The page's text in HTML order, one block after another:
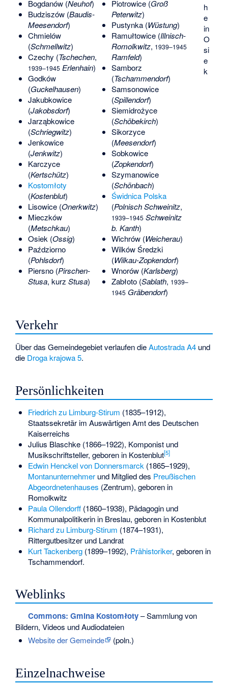
h
e
in
O
si
e
k
Bogdanów (Neuhof)
Budziszów (Baudis-
Meesendorf)
Chmielów
(Schmellwitz)
Czechy (Tschechen,
1939–1945 Erlenhain)
Godków
(Guckelhausen)
Jakubkowice
(Jakobsdorf)
Jarząbkowice
(Schriegwitz)
Jenkowice
(Jenkwitz)
Karczyce
(Kertschütz)
Kostomłoty
(Kostenblut)
Lisowice (Onerkwitz)
Mieczków
(Metschkau)
Osiek (Ossig)
Paździorno
(Pohlsdorf)
Piersno(Pirschen-
Stusa, kurz Stusa)
Piotrowice(Groß
Peterwitz)
Pustynka (Wüstung)
Ramułtowice(Illnisch-
Romolkwitz, 1939–1945
Ramfeld)
Samborz
(Tschammendorf)
Samsonowice
(Spillendorf)
Siemidrożyce
(Schöbekirch)
Sikorzyce
(Meesendorf)
Sobkowice
(Zopkendorf)
Szymanowice
(Schönbach)
Świdnica Polska
(Polnisch Schweinitz,
1939–1945 Schweinitz
b. Kanth)
Wichrów (Weicherau)
Wilków Średzki
(Wilkau-Zopkendorf)
Wnorów (Karlsberg)
Zabłoto (Sablath, 1939–
1945 Gräbendorf)
Verkehr
Über das Gemeindegebiet verlaufen dieAutostrada A4 und
die Droga krajowa 5.
Persönlichkeiten
Friedrich zu Limburg-Stirum (1835–1912),
Staatssekretär im Auswärtigen Amt des Deutschen
Kaiserreichs
Julius Blaschke(1866–1922), Komponist und
Musikschriftsteller, geboren in Kostenblut[5]
Edwin Henckel von Donnersmarck (1865–1929),
Montanunternehmerund Mitglied des Preußischen
Abgeordnetenhauses (Zentrum), geboren in
Romolkwitz
Paula Ollendorff(1860–1938), Pädagogin und
Kommunalpolitikerin in Breslau, geboren in Kostenblut
Richard zu Limburg-Stirum (1874–1931),
Rittergutbesitzer und Landrat
Kurt Tackenberg(1899–1992), Prähistoriker, geboren in
Tschammendorf.
Weblinks
Commons: Gmina Kostomłoty– Sammlung von
Bildern, Videos und Audiodateien
Website der Gemeinde
(poln.)
Einzelnachweise